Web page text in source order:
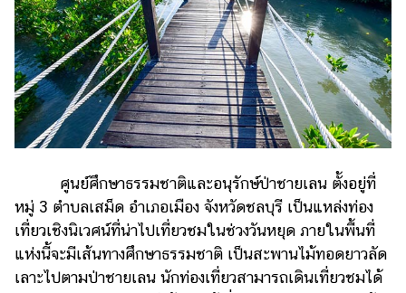
ศูนย์ศึกษาธรรมชาติและอนุรักษ์ป่าชายเลน ตั้งอยู่ที่
หมู่ 3 ตำบลเสม็ด อำเภอเมือง จังหวัดชลบุรี เป็นแหล่งท่อง
เที่ยวเชิงนิเวศน์ที่น่าไปเที่ยวชมในช่วงวันหยุด ภายในพื้นที่
แห่งนี้จะมีเส้นทางศึกษาธรรมชาติ เป็นสะพานไม้ทอดยาวลัด
เลาะไปตามป่าชายเลน นักท่องเที่ยวสามารถเดินเที่ยวชมได้